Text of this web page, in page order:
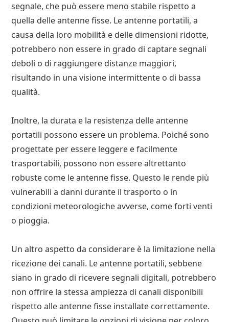
segnale, che può essere meno stabile rispetto a
quella delle antenne fisse. Le antenne portatili, a
causa della loro mobilità e delle dimensioni ridotte,
potrebbero non essere in grado di captare segnali
deboli o di raggiungere distanze maggiori,
risultando in una visione intermittente o di bassa
qualità.
Inoltre, la durata e la resistenza delle antenne
portatili possono essere un problema. Poiché sono
progettate per essere leggere e facilmente
trasportabili, possono non essere altrettanto
robuste come le antenne fisse. Questo le rende più
vulnerabili a danni durante il trasporto o in
condizioni meteorologiche avverse, come forti venti
o pioggia.
Un altro aspetto da considerare è la limitazione nella
ricezione dei canali. Le antenne portatili, sebbene
siano in grado di ricevere segnali digitali, potrebbero
non offrire la stessa ampiezza di canali disponibili
rispetto alle antenne fisse installate correttamente.